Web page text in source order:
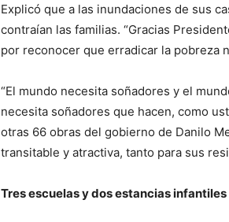
Explicó que a las inundaciones de sus
contraían las familias. “Gracias
por reconocer que erradicar la pobreza
“El mundo necesita soñadores y el
necesita soñadores que hacen, como
otras 66 obras del gobierno de Danilo
transitable y atractiva, tanto para sus
Tres escuelas y dos estancias infantiles